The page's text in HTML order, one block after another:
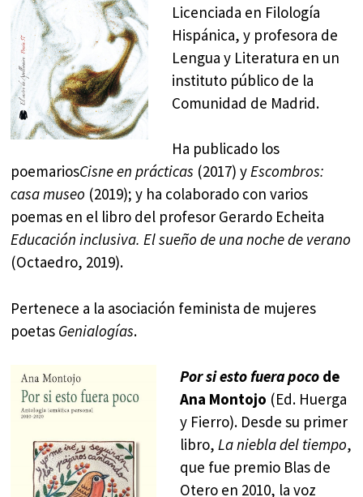
Licenciada en Filología
Hispánica, y profesora de
Lengua y Literatura en un
instituto público de la
Comunidad de Madrid.
Ha publicado los
poemariosCisne en prácticas (2017) yEscombros:
casa museo (2019); y ha colaborado con varios
poemas en el libro del profesor Gerardo Echeita
Educación inclusiva. El sueño de una noche de verano
(Octaedro, 2019).
Pertenece a la asociación feminista de mujeres
poetas Genialogías.
Por si esto fuera pocode
Ana Montojo (Ed. Huerga
y Fierro). Desde su primer
libro, La niebla del tiempo,
que fue premio Blas de
Otero en 2010, la voz